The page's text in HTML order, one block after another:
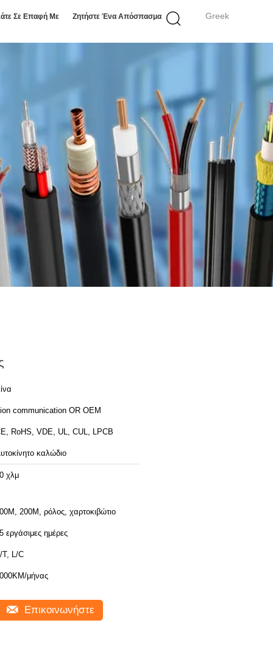
Greek
Σε Επαφή Με Ζητήστε Ένα Απόσπασμα
communication OR OEM
RoHS, VDE, UL, CUL, LPCB
καλώδιο
χλμ
200M, ρόλος, χαρτοκιβώτιο
εργάσιμες ημέρες
T, L/C
μήνας
Επικοινωνήστε